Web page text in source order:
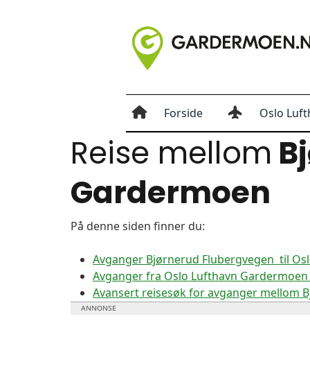
Forside Oslo
Reise mellom
Gardermoen
På denne siden finner du:
Avganger Bjørnerud Flubergvegen til
Avganger fra Oslo Lufthavn
Avansert reisesøk for avganger mellom